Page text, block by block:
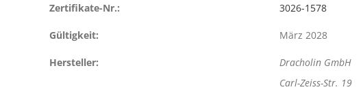
Zertifikate-Nr.: 3026-1578
Gültigkeit: März 2028
Hersteller:
Dracholin GmbH
Carl-Zeiss-Str. 19